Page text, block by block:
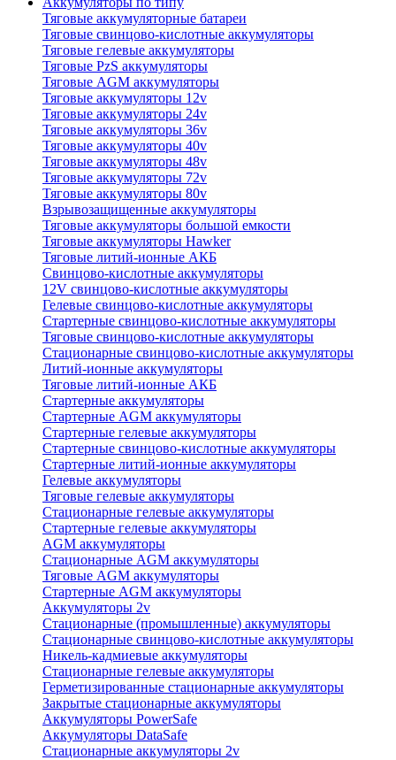
Тяговые аккумуляторные батареи
Тяговые свинцово-кислотные аккумуляторы
Тяговые гелевые аккумуляторы
Тяговые PzS аккумуляторы
Тяговые AGM аккумуляторы
Тяговые аккумуляторы 12v
Тяговые аккумуляторы 24v
Тяговые аккумуляторы 36v
Тяговые аккумуляторы 40v
Тяговые аккумуляторы 48v
Тяговые аккумуляторы 72v
Тяговые аккумуляторы 80v
Взрывозащищенные аккумуляторы
Тяговые аккумуляторы большой емкости
Тяговые аккумуляторы Hawker
Тяговые литий-ионные АКБ
Свинцово-кислотные аккумуляторы
12V свинцово-кислотные аккумуляторы
Гелевые свинцово-кислотные аккумуляторы
Стартерные свинцово-кислотные аккумуляторы
Тяговые свинцово-кислотные аккумуляторы
Стационарные свинцово-кислотные аккумуляторы
Литий-ионные аккумуляторы
Тяговые литий-ионные АКБ
Стартерные аккумуляторы
Стартерные AGM аккумуляторы
Стартерные гелевые аккумуляторы
Стартерные свинцово-кислотные аккумуляторы
Стартерные литий-ионные аккумуляторы
Гелевые аккумуляторы
Тяговые гелевые аккумуляторы
Стационарные гелевые аккумуляторы
Стартерные гелевые аккумуляторы
AGM аккумуляторы
Стационарные AGM аккумуляторы
Тяговые AGM аккумуляторы
Стартерные AGM аккумуляторы
Аккумуляторы 2v
Стационарные (промышленные) аккумуляторы
Стационарные свинцово-кислотные аккумуляторы
Никель-кадмиевые аккумуляторы
Стационарные гелевые аккумуляторы
Герметизированные стационарные аккумуляторы
Закрытые стационарные аккумуляторы
Аккумуляторы PowerSafe
Аккумуляторы DataSafe
Стационарные аккумуляторы 2v